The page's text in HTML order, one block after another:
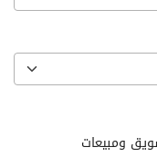
ومبيعات